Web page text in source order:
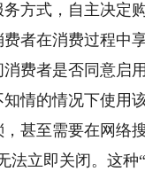
方式，自主决定
者在消费过程中
费者是否同意启
情的情况下使用
甚至需要在网络
法立即关闭。这